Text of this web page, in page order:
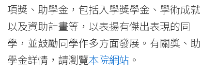
項獎、助學金，包括入學獎學金、學術成就
以及資助計畫等，以表揚有傑出表現的同
學，並鼓勵同學作多方面發展。有關獎、助
學金詳情，請瀏覽本院網站 。